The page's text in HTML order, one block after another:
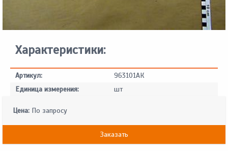
Характеристики:
Артикул:
963101АК
Единица измерения:
шт
Цена: По запросу
Заказать